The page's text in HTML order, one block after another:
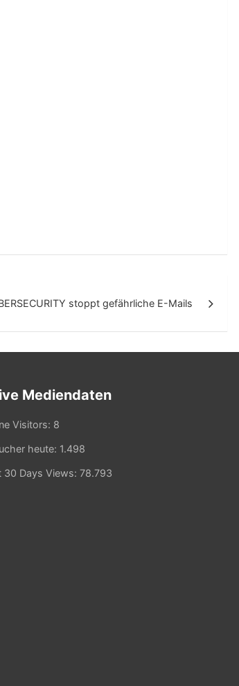
stoppt gefährliche E-Mails
Mediendaten
Visitors: 8
heute: 1.498
30 Days Views: 78.793